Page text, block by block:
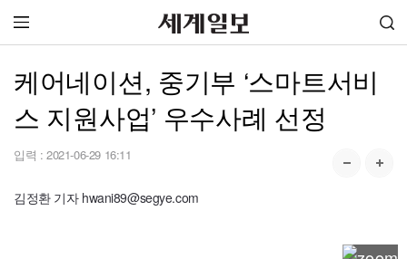
케어네이션, 중기부 ‘스마트서비
스 지원사업’ 우수사례 선정
입력 : 2021-06-29 16:11
김정환 기자 hwani89@segye.com